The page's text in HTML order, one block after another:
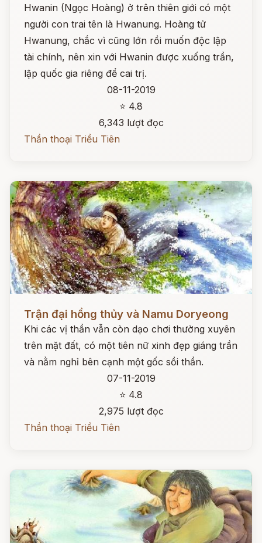
Hwanin (Ngọc Hoàng) ở trên thiên giới có một
người con trai tên là Hwanung. Hoàng tử
Hwanung, chắc vì cũng lớn rồi muốn độc lập
tài chính, nên xin với Hwanin được xuống trần,
lập quốc gia riêng để cai trị.
08-11-2019
⭐ 4.8
6,343 lượt đọc
Thần thoại Triều Tiên
Trận đại hồng thủy và Namu Doryeong
Khi các vị thần vẫn còn dạo chơi thường xuyên
trên mặt đất, có một tiên nữ xinh đẹp giáng trần
và nằm nghỉ bên cạnh một gốc sồi thần.
07-11-2019
⭐ 4.8
2,975 lượt đọc
Thần thoại Triều Tiên